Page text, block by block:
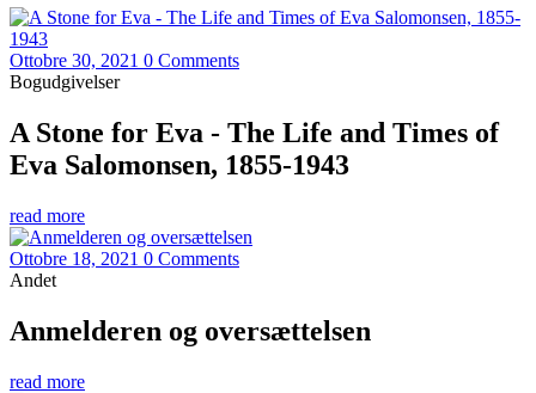
Ottobre 30, 2021 0 Comments
Bogudgivelser
A Stone for Eva - The Life and Times of
Eva Salomonsen, 1855-1943
read more
Ottobre 18, 2021 0 Comments
Andet
Anmelderen og oversættelsen
read more